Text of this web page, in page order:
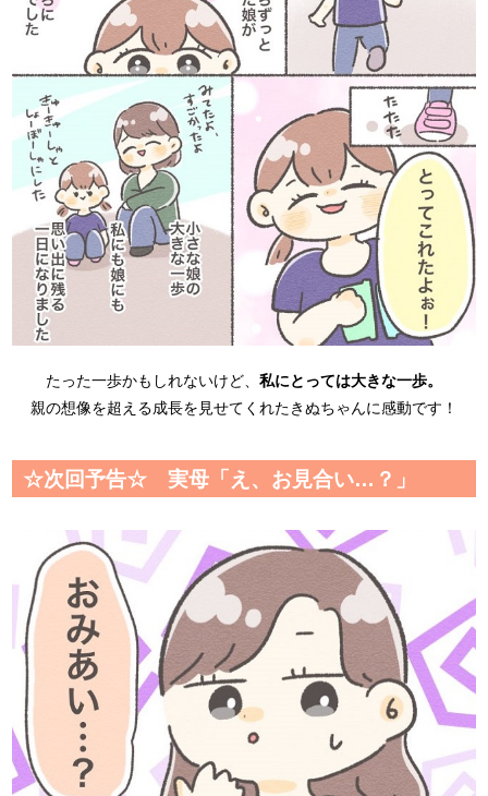
たった一歩かもしれないけど、 私にとっては大きな一歩。
親の想像を超える成長を見せてくれたきぬちゃんに感動です！
☆次回予告☆ 実母「え、お見合い…？」